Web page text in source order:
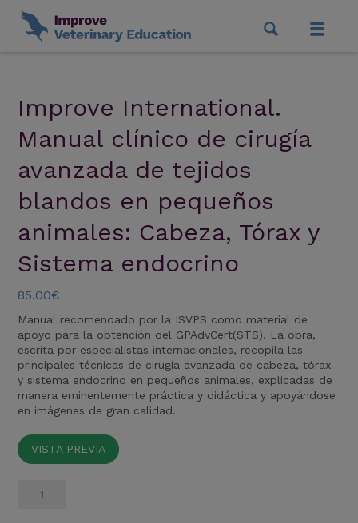
Improve International.
Manual clínico de cirugía
avanzada de tejidos
blandos en pequeños
animales: Cabeza, Tórax y
Sistema endocrino
85.00€
Manual recomendado por la ISVPS como material de
apoyo para la obtención del GPAdvCert(STS). La obra,
escrita por especialistas internacionales, recopila las
principales técnicas de cirugía avanzada de cabeza, tórax
y sistema endocrino en pequeños animales, explicadas de
manera eminentemente práctica y didáctica y apoyándose
en imágenes de gran calidad.
VISTA PREVIA
International.